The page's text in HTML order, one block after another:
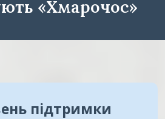
«Хмарочос»
підтримки